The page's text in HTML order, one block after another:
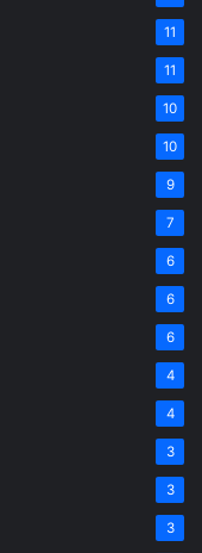
11
11
10
10
9
7
6
6
6
4
4
3
3
3